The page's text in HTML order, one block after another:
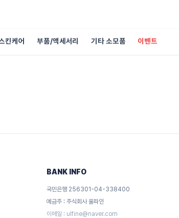
킨케어 부품/액세서리 기타 소모품 이벤트
BANK INFO
국민은행 256301-04-338400
예금주 : 주식회사 울파인
이메일 : ulfine@naver.com